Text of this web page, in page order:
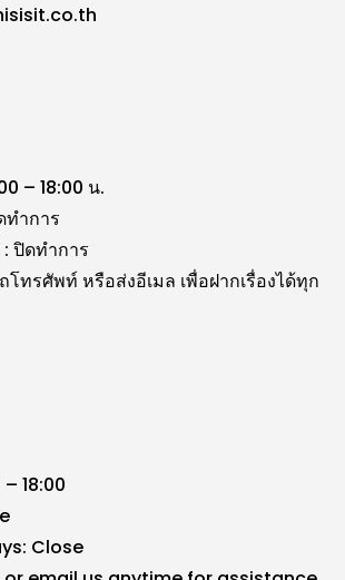
– 18:00 น.
ทำการ
ปิดทำการ
โทรศัพท์ หรือส่งอีเมล เพื่อฝากเรื่องได้ทุก
18:00
Close